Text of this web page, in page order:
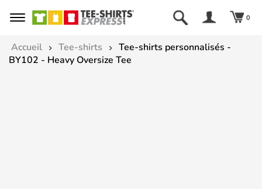
0
Accueil Tee-shirts
Tee-shirts personnalisés -
BY102 - Heavy Oversize Tee